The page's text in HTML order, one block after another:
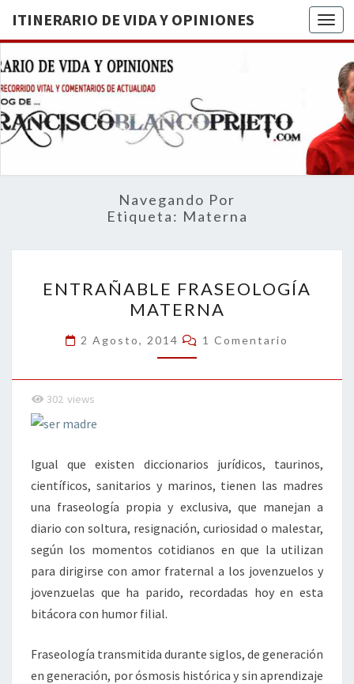
ITINERARIO DE VIDA Y OPINIONES
DE
BREVE
RECORRIDO
VITAL Y
ACTUALIDAD
Navegando Por
Etiqueta: Materna
FRASEOLOGÍA
MATERNA
ENTRAÑABLE FRASEOLOGÍA
MATERNA
2 Agosto, 2014 Comentarios
1 Comentario
302 views
Igual que existen diccionarios jurídicos, taurinos,
científicos, sanitarios y marinos, tienen las madres
una fraseología propia y exclusiva, que manejan a
diario con soltura, resignación, curiosidad o malestar,
según los momentos cotidianos en que la utilizan
para dirigirse con amor fraternal a los jovenzuelos y
jovenzuelas que ha parido, recordadas hoy en esta
bitácora con humor filial.
Fraseología transmitida durante siglos, de generación
en generación, por ósmosis histórica y sin aprendizaje